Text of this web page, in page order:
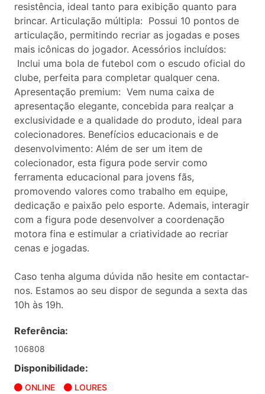
resistência, ideal tanto para exibição quanto para
brincar. Articulação múltipla: Possui 10 pontos de
articulação, permitindo recriar as jogadas e poses
mais icônicas do jogador. Acessórios incluídos:
Inclui uma bola de futebol com o escudo oficial do
clube, perfeita para completar qualquer cena.
Apresentação premium: Vem numa caixa de
apresentação elegante, concebida para realçar a
exclusividade e a qualidade do produto, ideal para
colecionadores. Benefícios educacionais e de
desenvolvimento: Além de ser um item de
colecionador, esta figura pode servir como
ferramenta educacional para jovens fãs,
promovendo valores como trabalho em equipe,
dedicação e paixão pelo esporte. Ademais, interagir
com a figura pode desenvolver a coordenação
motora fina e estimular a criatividade ao recriar
cenas e jogadas.
Caso tenha alguma dúvida não hesite em contactar-
nos. Estamos ao seu dispor de segunda a sexta das
10h às 19h.
Referência:
106808
Disponibilidade:
ONLINE LOURES